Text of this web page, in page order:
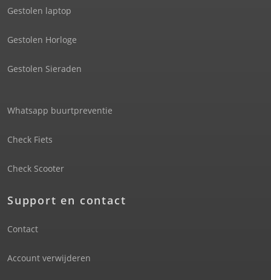
Gestolen laptop
Gestolen Horloge
Gestolen Sieraden
Whatsapp buurtpreventie
Check Fiets
Check Scooter
Support en contact
Contact
Account verwijderen